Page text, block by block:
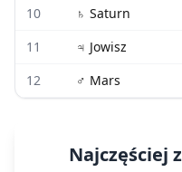
10
♄ Saturn
11
♃ Jowisz
12
♂ Mars
Najczęściej